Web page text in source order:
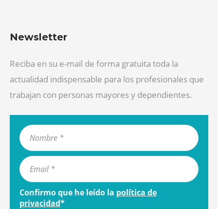
Newsletter
Reciba en su e-mail de forma gratuita toda la
actualidad indispensable para los profesionales que
trabajan con personas mayores y dependientes.
Confirmo que he leído la política de
privacidad*